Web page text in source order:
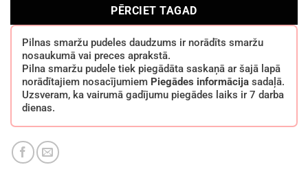
PĒRCIET TAGAD
Pilnas smaržu pudeles daudzums ir norādīts smaržu
nosaukumā vai preces aprakstā.
Pilna smaržu pudele tiek piegādāta saskaņā ar šajā lapā
norādītajiem nosacījumiem Piegādes informācija sadaļā.
Uzsveram, ka vairumā gadījumu piegādes laiks ir 7 darba
dienas.